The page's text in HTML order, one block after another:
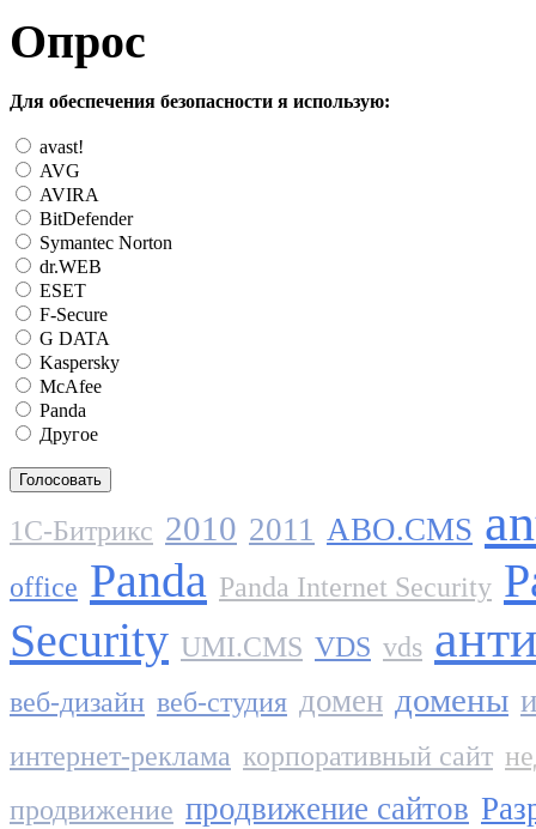
Опрос
Для обеспечения безопасности я использую:
avast!
AVG
AVIRA
BitDefender
Symantec Norton
dr.WEB
ESET
F-Secure
G DATA
Kaspersky
McAfee
Panda
Другое
1C-Битрикс 2010 2011 ABO.CMS
office Panda Panda Internet Security
Security UMI.CMS VDS vds
веб-дизайн веб-студия домен домены
интернет-реклама корпоративный сайт
продвижение продвижение сайтов